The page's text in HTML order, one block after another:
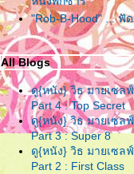
กลับมา ..วีร
ต้อง
"ชั่วฟ้าดินสลาย"
มีค่าเท่าคำว่า “ร้
ทั้งหลายใ
"Resident
สงครามยังไม่จ
ซอมบี้จนเบื่
"Rob-B-Hood" ... ฟั
All Blogs
ดู{หนัง} วิธ มายเซลฟ์
Part 4 : Top Secret
ดู{หนัง} วิธ มายเซลฟ์
Part 3 : Super 8
ดู{หนัง} วิธ มายเซล
Part 2 : First Class